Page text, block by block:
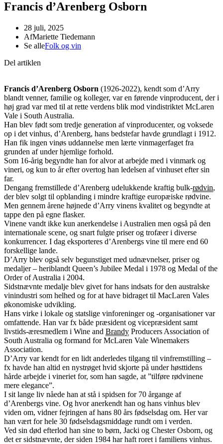
Francis d’Arenberg Osborn
28 juli, 2025
AfMariette Tiedemann
Se alleFolk og vin
Del artiklen
Francis d’Arenberg Osborn (1926-2022), kendt som d’Arry
blandt venner, familie og kolleger, var en førende vinproducent, der i
høj grad var med til at rette verdens blik mod vindistriktet McLaren
Vale i South Australia.
Han blev født som tredje generation af vinproducenter, og voksede
op i det vinhus, d’Arenberg, hans bedstefar havde grundlagt i 1912.
Han fik ingen vinøs uddannelse men lærte vinmagerfaget fra
grunden af under hjemlige forhold.
Som 16-årig begyndte han for alvor at arbejde med i vinmark og
vineri, og kun to år efter overtog han ledelsen af vinhuset efter sin
far.
Dengang fremstillede d’Arenberg udelukkende kraftig bulk-rødvin,
der blev solgt til opblanding i mindre kraftige europæiske rødvine.
Men gennem årene højnede d’Arry vinens kvalitet og begyndte at
tappe den på egne flasker.
Vinene vandt ikke kun anerkendelse i Australien men også på den
internationale scene, og snart fulgte priser og trofæer i diverse
konkurrencer. I dag eksporteres d’Arenbergs vine til mere end 60
forskellige lande.
D’Arry blev også selv begunstiget med udnævnelser, priser og
medaljer – heriblandt Queen’s Jubilee Medal i 1978 og Medal of the
Order of Australia i 2004.
Sidstnævnte medalje blev givet for hans indsats for den australske
vinindustri som helhed og for at have bidraget til MacLaren Vales
økonomiske udvikling.
Hans virke i lokale og statslige vinforeninger og -organisationer var
omfattende. Han var fx både præsident og vicepræsident samt
livstids-æresmedlem i Wine and Brandy Producers Association of
South Australia og formand for McLaren Vale Winemakers
Association.
D’Arry var kendt for en lidt anderledes tilgang til vinfremstilling –
fx havde han altid en nystrøget hvid skjorte på under høsttidens
hårde arbejde i vineriet for, som han sagde, at ”tilføre rødvinene
mere elegance”.
I sit lange liv nåede han at stå i spidsen for 70 årgange af
d’Arenbergs vine. Og hvor anerkendt han og hans vinhus blev
viden om, vidner fejringen af hans 80 års fødselsdag om. Her var
han vært for hele 30 fødselsdagsmiddage rundt om i verden.
Ved sin død efterlod han sine to børn, Jacki og Chester Osborn, og
det er sidstnævnte, der siden 1984 har haft roret i familiens vinhus.